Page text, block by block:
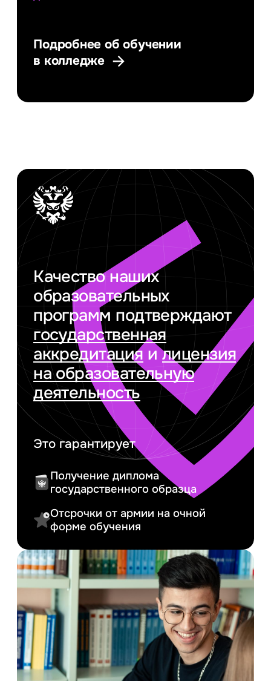
Подробнее об обучении
в колледже
Качество наших
образовательных
программ подтверждают
государственная
аккредитация илицензия
на образовательную
деятельность
Это гарантирует
Получение диплома
государственного образца
Отсрочки от армии на очной
форме обучения